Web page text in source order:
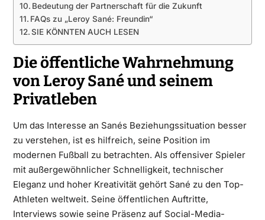
Bedeutung der Partnerschaft für die Zukunft
FAQs zu „Leroy Sané: Freundin“
SIE KÖNNTEN AUCH LESEN
Die öffentliche Wahrnehmung
von Leroy Sané und seinem
Privatleben
Um das Interesse an Sanés Beziehungssituation besser
zu verstehen, ist es hilfreich, seine Position im
modernen Fußball zu betrachten. Als offensiver Spieler
mit außergewöhnlicher Schnelligkeit, technischer
Eleganz und hoher Kreativität gehört Sané zu den Top-
Athleten weltweit. Seine öffentlichen Auftritte,
Interviews sowie seine Präsenz auf Social-Media-